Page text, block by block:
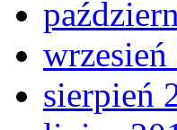
wrzesień
sierpień